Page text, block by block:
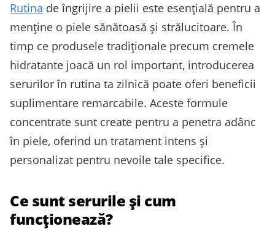
Rutina de îngrijire a pielii este esențială pentru a
menține o piele sănătoasă și strălucitoare. În
timp ce produsele tradiționale precum cremele
hidratante joacă un rol important, introducerea
serurilor în rutina ta zilnică poate oferi beneficii
suplimentare remarcabile. Aceste formule
concentrate sunt create pentru a penetra adânc
în piele, oferind un tratament intens și
personalizat pentru nevoile tale specifice.
Ce sunt serurile și cum
funcționează?